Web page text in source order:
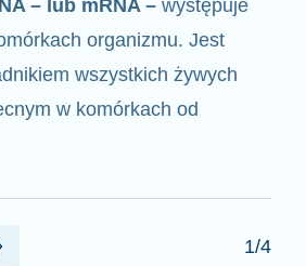
. Oddziałuje z innymi
w wyniku czego